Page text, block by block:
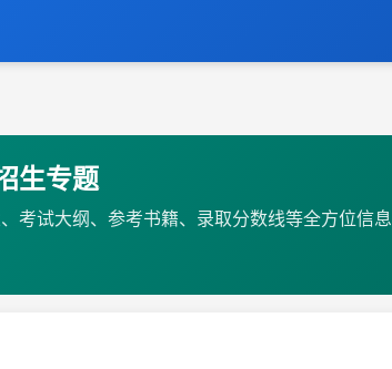
生专题
考试大纲、参考书籍、录取分数线等全方位信息